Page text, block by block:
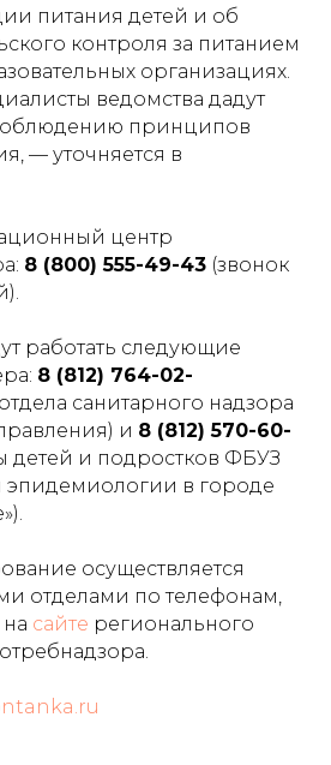
питания детей и об
контроля за питанием
организациях.
ведомства дадут
принципов
— уточняется в
центр
8 (800) 555-49-43 (звонок
работать следующие
8 (812) 764-02-
санитарного надзора
и 8 (812) 570-60-
детей и подростков ФБУЗ
эпидемиологии в городе
осуществляется
отделами по телефонам,
сайте регионального